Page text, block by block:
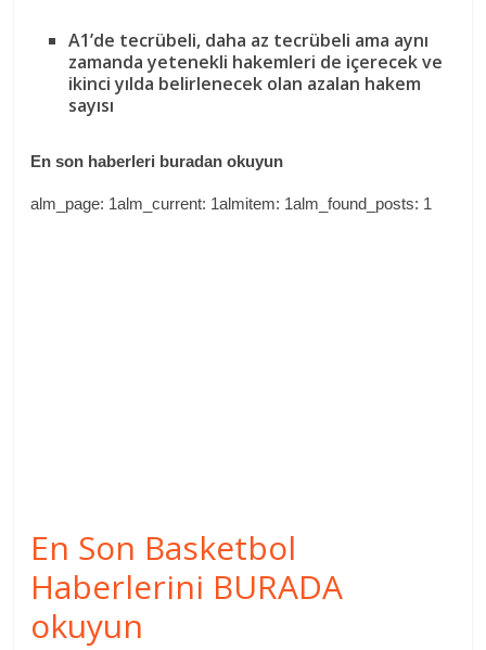
A1’de tecrübeli, daha az tecrübeli ama aynı
zamanda yetenekli hakemleri de içerecek ve
ikinci yılda belirlenecek olan azalan hakem
sayısı
En son haberleri buradan okuyun
alm_page: 1alm_current: 1almitem: 1alm_found_posts: 1
En Son Basketbol
Haberlerini BURADA
okuyun